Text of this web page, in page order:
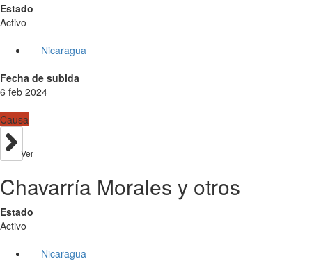
Estado
Activo
Nicaragua
Fecha de subida
6 feb 2024
Causa
Ver
Chavarría Morales y otros
Estado
Activo
Nicaragua